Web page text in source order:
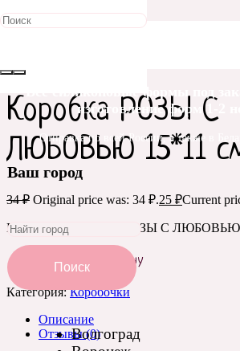
Все силиконовые формы под
изготовление форм 1-2
Отправка по всей России, а также в
Ваш город
Поиск
Волгоград
Распродажа!
Коробка РОЗЫ С
ЛЮБОВЬЮ 15*11
34₽ Original price was: 34 ₽.25 ₽Current
Количество Коробка РОЗЫ С ЛЮБОВЬЮ
Добавить в корзину
Категория:Коробочки
Описание
Отзывы (0)